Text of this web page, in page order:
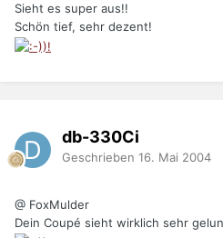
Sieht es super aus!!
Schön tief, sehr dezent!
db-330Ci
Geschrieben 16. Mai 2004
@ FoxMulder
Dein Coupé sieht wirklich sehr